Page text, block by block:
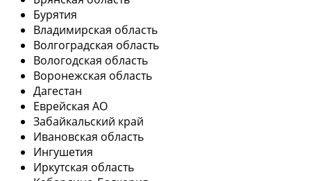
Бурятия
Владимирская область
Волгоградская область
Вологодская область
Воронежская область
Дагестан
Еврейская АО
Забайкальский край
Ивановская область
Ингушетия
Иркутская область